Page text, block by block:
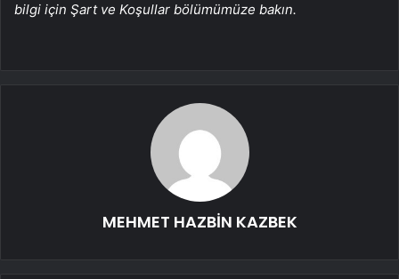
bilgi için Şart ve Koşullar bölümümüze bakın.
MEHMET HAZBİN KAZBEK